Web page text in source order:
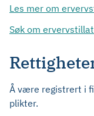
Les mer om
Søk om
Å være registrert i
plikter.